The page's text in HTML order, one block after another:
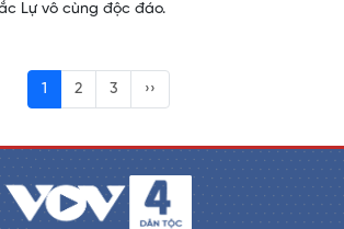
Lự vô cùng độc đáo.
1 2 3 ››